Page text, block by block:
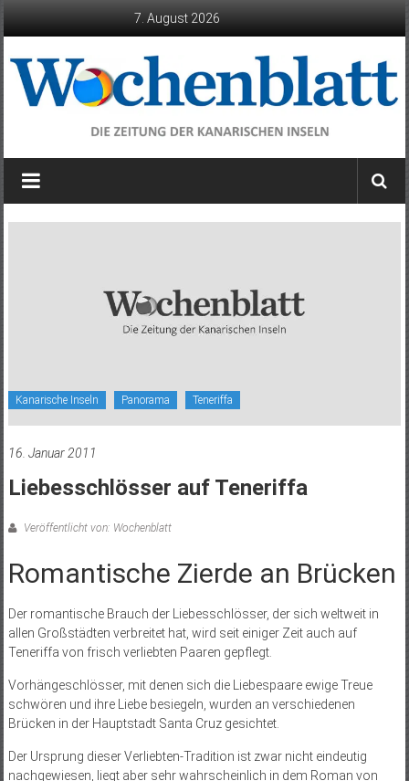
7. August 2026
Wochenblatt
die
Kanarische Inseln Panorama Teneriffa
16. Januar 2011
Liebesschlösser auf Teneriffa
Veröffentlicht von: Wochenblatt
Romantische Zierde an Brücken
Der romantische Brauch der Liebesschlösser, der sich weltweit in
allen Großstädten verbreitet hat, wird seit einiger Zeit auch auf
Teneriffa von frisch verliebten Paaren gepflegt.
Vorhängeschlösser, mit denen sich die Liebespaare ewige Treue
schwören und ihre Liebe besiegeln, wurden an verschiedenen
Brücken in der Hauptstadt Santa Cruz gesichtet.
Der Ursprung dieser Verliebten-Tradition ist zwar nicht eindeutig
nachgewiesen, liegt aber sehr wahrscheinlich in dem Roman von